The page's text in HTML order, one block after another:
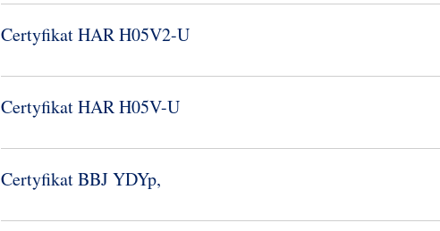
Certyfikat HAR H05V2-​U
Certyfikat HAR H05V-​U
Certyfikat BBJ YDYp,